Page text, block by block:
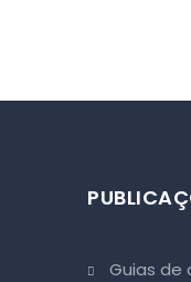
Guias de